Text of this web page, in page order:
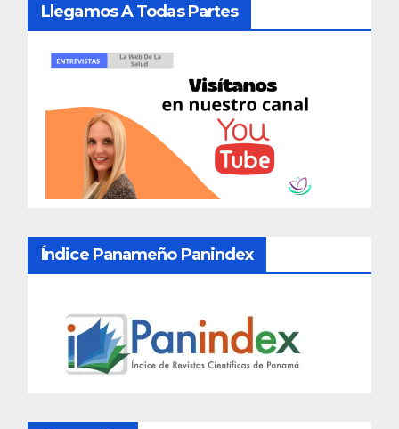
Llegamos A Todas Partes
Índice Panameño Panindex